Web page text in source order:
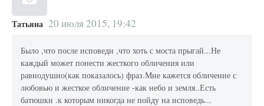
Татьяна 20 июля 2015, 19:42
Было ,что после исповеди ,что хоть с моста прыгай...Не
каждый может понести жесткого обличения или
равнодушно(как показалось) фраз.Мне кажется обличение с
любовью и жесткое обличение -как небо и земля..Есть
батюшки .к которым никогда не пойду на исповедь...